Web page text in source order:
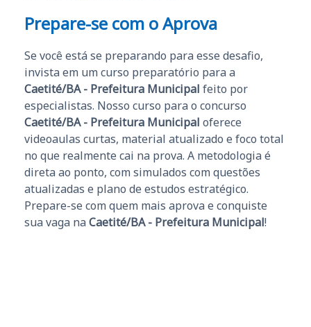
Prepare-se com o Aprova
Se você está se preparando para esse desafio,
invista em um curso preparatório para a
Caetité/BA - Prefeitura Municipal feito por
especialistas. Nosso curso para o concurso
Caetité/BA - Prefeitura Municipal oferece
videoaulas curtas, material atualizado e foco total
no que realmente cai na prova. A metodologia é
direta ao ponto, com simulados com questões
atualizadas e plano de estudos estratégico.
Prepare-se com quem mais aprova e conquiste
sua vaga na Caetité/BA - Prefeitura Municipal!